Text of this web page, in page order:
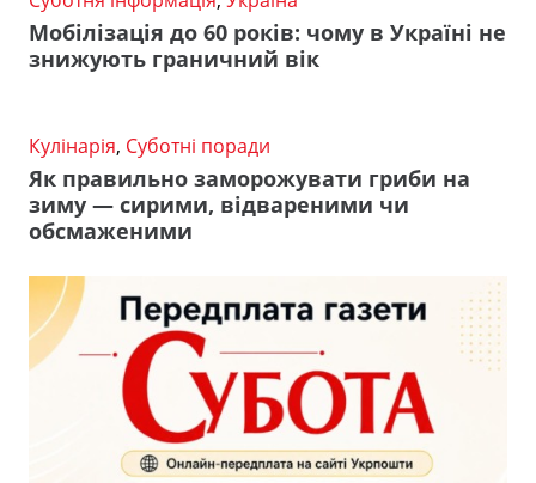
Мобілізація до 60 років: чому в Україні не
знижують граничний вік
Кулінарія, Суботні поради
Як правильно заморожувати гриби на
зиму — сирими, відвареними чи
обсмаженими